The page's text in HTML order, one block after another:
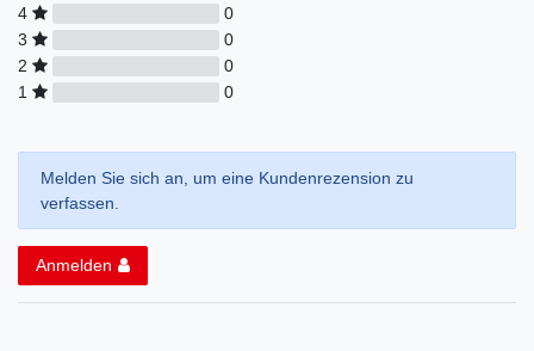
4
0
3
0
2
0
1
0
Melden Sie sich an, um eine Kundenrezension zu
verfassen.
Anmelden